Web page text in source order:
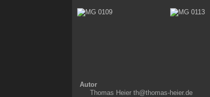
Autor
Thomas Heier th@thomas-heier.de